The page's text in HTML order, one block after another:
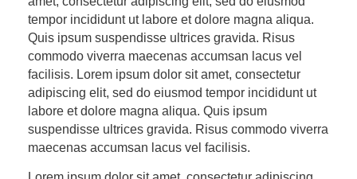
tempor incididunt ut labore et dolore magna aliqua.
Quis ipsum suspendisse ultrices gravida. Risus
commodo viverra maecenas accumsan lacus vel
facilisis. Lorem ipsum dolor sit amet, consectetur
adipiscing elit, sed do eiusmod tempor incididunt ut
labore et dolore magna aliqua. Quis ipsum
suspendisse ultrices gravida. Risus commodo viverra
maecenas accumsan lacus vel facilisis.